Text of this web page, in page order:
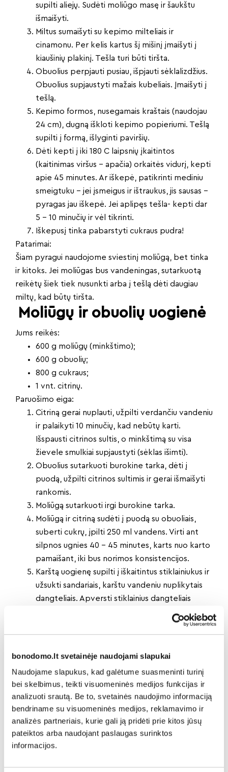
bonodomo.lt svetainėje naudojami slapukai
Naudojame slapukus, kad galėtume suasmeninti turinį
bei skelbimus, teikti visuomeninės medijos funkcijas ir
analizuoti srautą. Be to, svetainės naudojimo informaciją
bendriname su visuomeninės medijos, reklamavimo ir
analizės partneriais, kurie gali ją pridėti prie kitos jūsų
pateiktos arba naudojant paslaugas surinktos
informacijos.
supilti aliejų. Sudėti moliūgo masę ir šaukštu
išmaišyti.
Miltus sumaišyti su kepimo milteliais ir
cinamonu. Per kelis kartus šį mišinį įmaišyti į
kiaušinių plakinį. Tešla turi būti tiršta.
Obuolius perpjauti pusiau, išpjauti sėklalizdžius.
Obuolius supjaustyti mažais kubeliais. Įmaišyti į
tešlą.
Kepimo formos, nusegamais kraštais (naudojau
24 cm), dugną iškloti kepimo popieriumi. Tešlą
supilti į formą, išlyginti paviršių.
Dėti kepti į iki 180 C laipsnių įkaitintos
(kaitinimas viršus – apačia) orkaitės vidurį, kepti
apie 45 minutes. Ar iškepė, patikrinti mediniu
smeigtuku – jei įsmeigus ir ištraukus, jis sausas –
pyragas jau iškepė. Jei aplipęs tešla- kepti dar
5 – 10 minučių ir vėl tikrinti.
Iškepusį tinka pabarstyti cukraus pudra!
Patarimai:
Šiam pyragui naudojome sviestinį moliūgą, bet tinka
ir kitoks. Jei moliūgas bus vandeningas, sutarkuotą
reikėtų šiek tiek nusunkti arba į tešlą dėti daugiau
miltų, kad būtų tiršta.
Moliūgų ir obuolių uogienė
Jums reikės:
600 g moliūgų (minkštimo);
600 g obuolių;
800 g cukraus;
1 vnt. citrinų.
Paruošimo eiga:
Citriną gerai nuplauti, užpilti verdančiu vandeniu
ir palaikyti 10 minučių, kad nebūtų karti.
Išspausti citrinos sultis, o minkštimą su visa
žievele smulkiai supjaustyti (sėklas išimti).
Obuolius sutarkuoti burokine tarka, dėti į
puodą, užpilti citrinos sultimis ir gerai išmaišyti
rankomis.
Moliūgą sutarkuoti irgi burokine tarka.
Moliūgą ir citriną sudėti į puodą su obuoliais,
suberti cukrų, įpilti 250 ml vandens. Virti ant
silpnos ugnies 40 – 45 minutes, karts nuo karto
pamaišant, iki bus norimos konsistencijos.
Karštą uogienę supilti į iškaitintus stiklainiukus ir
užsukti sandariais, karštu vandeniu nuplikytais
dangteliais. Apversti stiklainius dangteliais
Greitas moliūgų pyragas
400 g moliūgų (nulupto, be sėklų);
250 g miltų;
200 g cukraus;
3 vnt. kiaušinių;
150 g sviesto (kambario temperatūros);
100 g riešutų (arba razinų);
1 v. š. citrinų sulčių;
2 a. š. cinamono;